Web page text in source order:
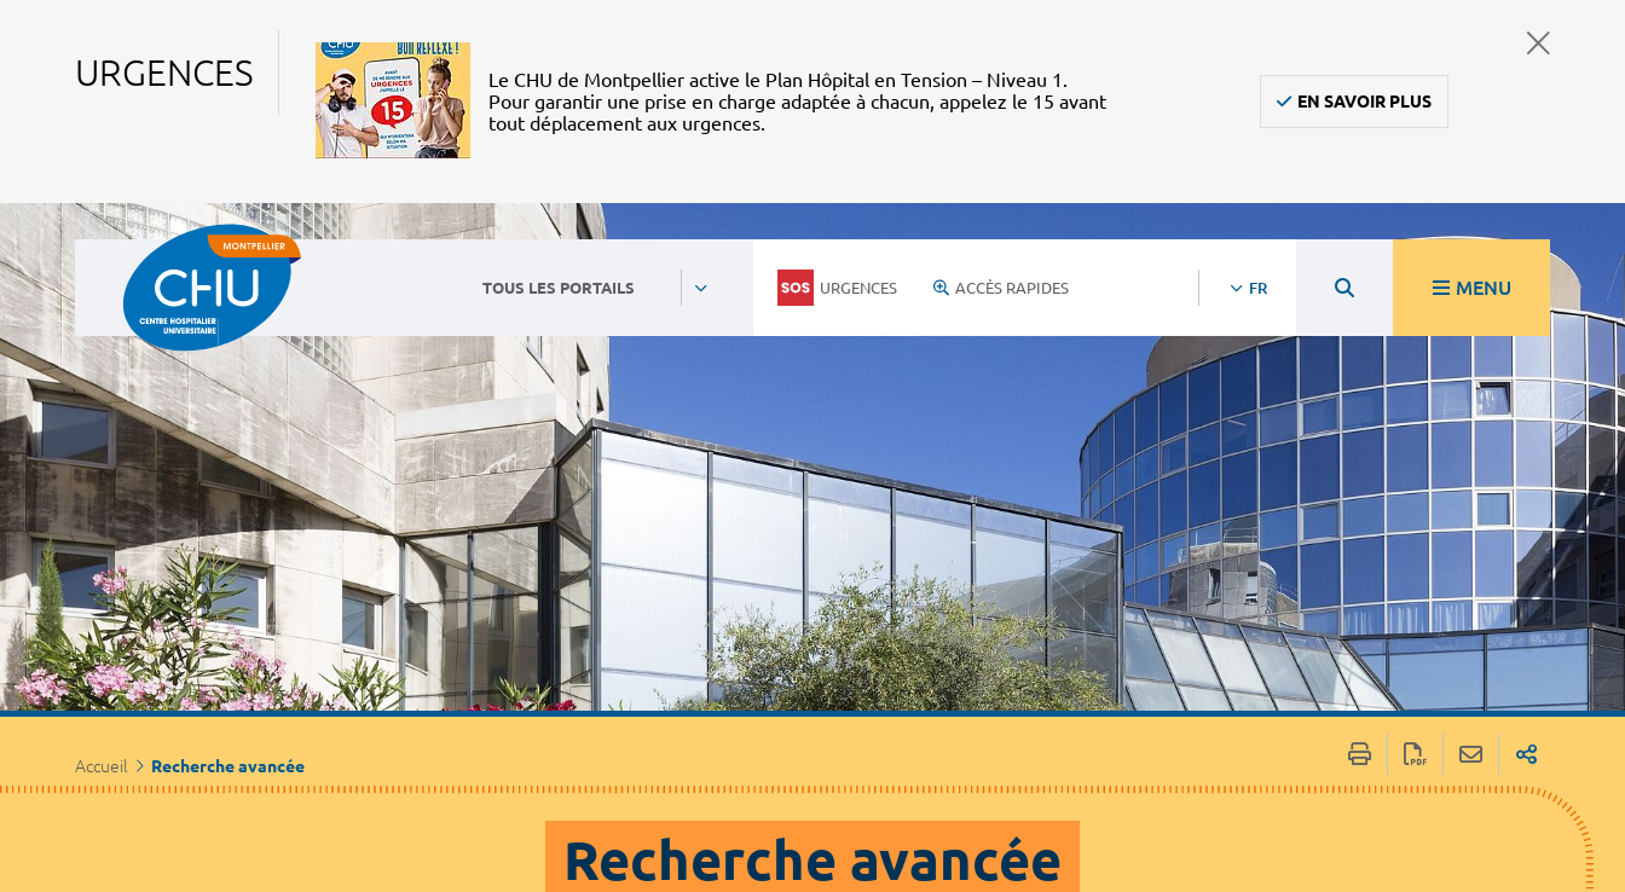
URGENCES
Le CHU de Montpellier active le Plan Hôpital en Tension – Niveau 1.
Pour garantir une prise en charge adaptée à chacun, appelez le 15 avant
tout déplacement aux urgences.
EN SAVOIR PLUS
TOUS LES PORTAILS URGENCES ACCÈS RAPIDES FR MENU
Accueil Recherche avancée
Recherche avancée